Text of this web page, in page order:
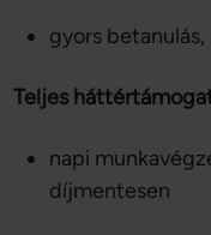
gyors
Teljes
napi
díjmentesen